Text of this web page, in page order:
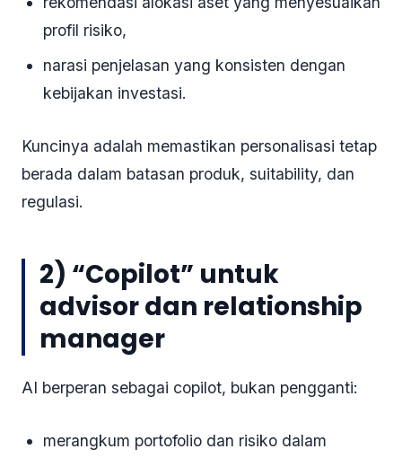
profil risiko,
narasi penjelasan yang konsisten dengan
kebijakan investasi.
Kuncinya adalah memastikan personalisasi tetap
berada dalam batasan produk, suitability, dan
regulasi.
2) “Copilot” untuk
advisor dan relationship
manager
AI berperan sebagai copilot, bukan pengganti:
merangkum portofolio dan risiko dalam